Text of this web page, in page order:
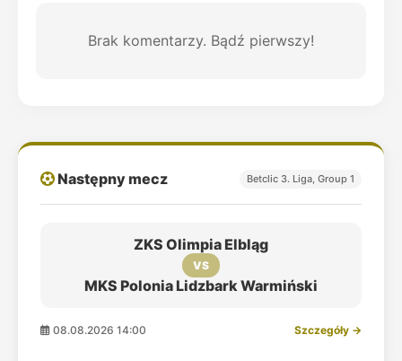
Brak komentarzy. Bądź pierwszy!
Następny mecz Betclic 3. Liga, Group 1
ZKS Olimpia Elbląg
VS
MKS Polonia Lidzbark Warmiński
08.08.2026 14:00 Szczegóły →